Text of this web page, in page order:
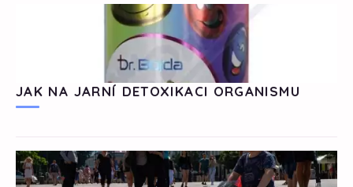
JAK NA JARNÍ DETOXIKACI ORGANISMU